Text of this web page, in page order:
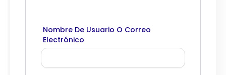
Nombre De Usuario O Correo
Electrónico